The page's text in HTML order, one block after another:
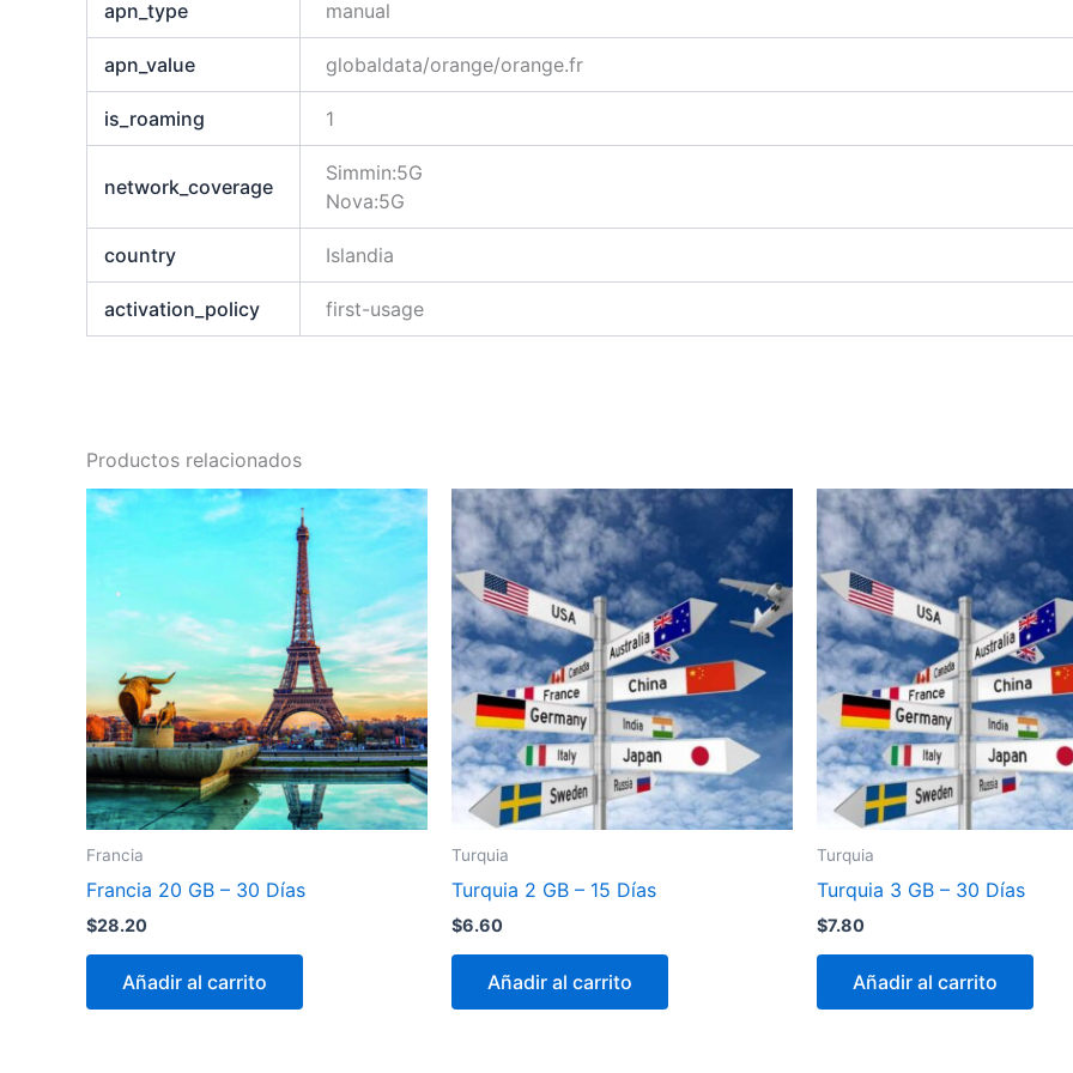
apn_type manual
apn_value globaldata/orange/orange.fr
is_roaming 1
network_coverage
Simmin:5G
Nova:5G
country Islandia
activation_policy first-usage
Productos relacionados
Francia
Francia 20 GB – 30 Días
$28.20
Añadir al carrito
Turquia
Turquia 2 GB – 15 Días
$6.60
Añadir al carrito
Turquia
Turquia 3 GB – 30 Días
$7.80
Añadir al carrito